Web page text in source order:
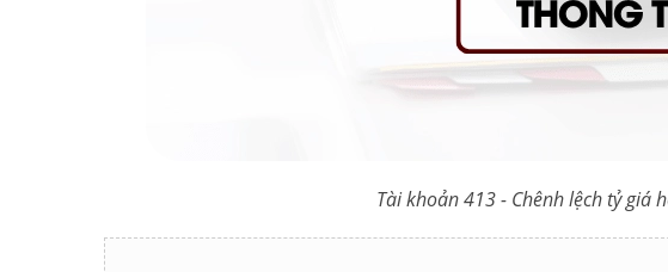
Tài khoản 413 - Chênh lệch tỷ giá